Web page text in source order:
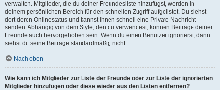
verwalten. Mitglieder, die du deiner Freundesliste hinzufügst, werden in
deinem persönlichen Bereich für den schnellen Zugriff aufgelistet. Du siehst
dort deren Onlinestatus und kannst ihnen schnell eine Private Nachricht
senden. Abhängig von dem Style, den du verwendest, können Beiträge deiner
Freunde auch hervorgehoben sein. Wenn du einen Benutzer ignorierst, dann
siehst du seine Beiträge standardmäßig nicht.
Nach oben
Wie kann ich Mitglieder zur Liste der Freunde oder zur Liste der ignorierten
Mitglieder hinzufügen oder diese wieder aus den Listen entfernen?